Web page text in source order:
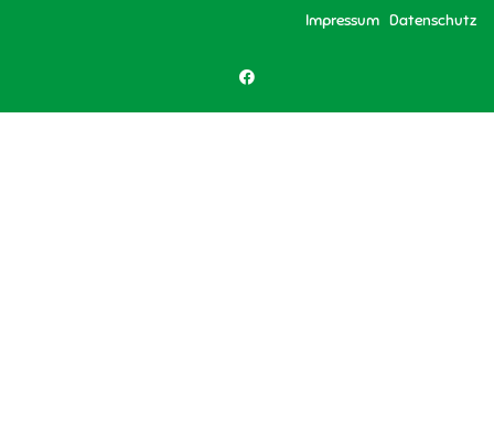
Impressum Datenschutz